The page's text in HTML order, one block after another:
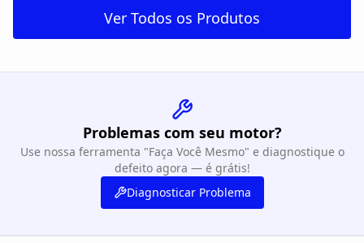
Ver Todos os Produtos
Problemas com seu motor?
Use nossa ferramenta "Faça Você Mesmo" e diagnostique o
defeito agora — é grátis!
Diagnosticar Problema